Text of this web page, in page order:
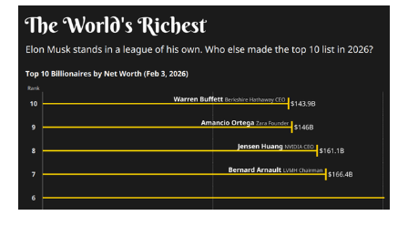
유지했습니다. 2. Microsoft와 NVIDIA의 순위 상승
Microsoft는 2022년 4위에서